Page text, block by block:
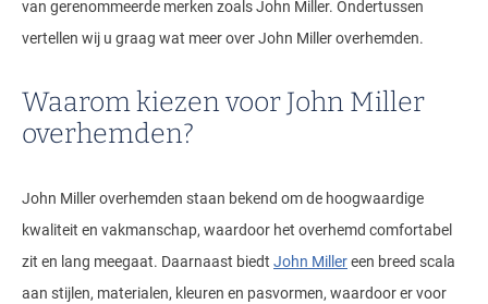
van gerenommeerde merken zoals John Miller. Ondertussen
vertellen wij u graag wat meer over John Miller overhemden.
Waarom kiezen voor John Miller
overhemden?
John Miller overhemden staan bekend om de hoogwaardige
kwaliteit en vakmanschap, waardoor het overhemd comfortabel
zit en lang meegaat. Daarnaast biedt John Millereen breed scala
aan stijlen, materialen, kleuren en pasvormen, waardoor er voor